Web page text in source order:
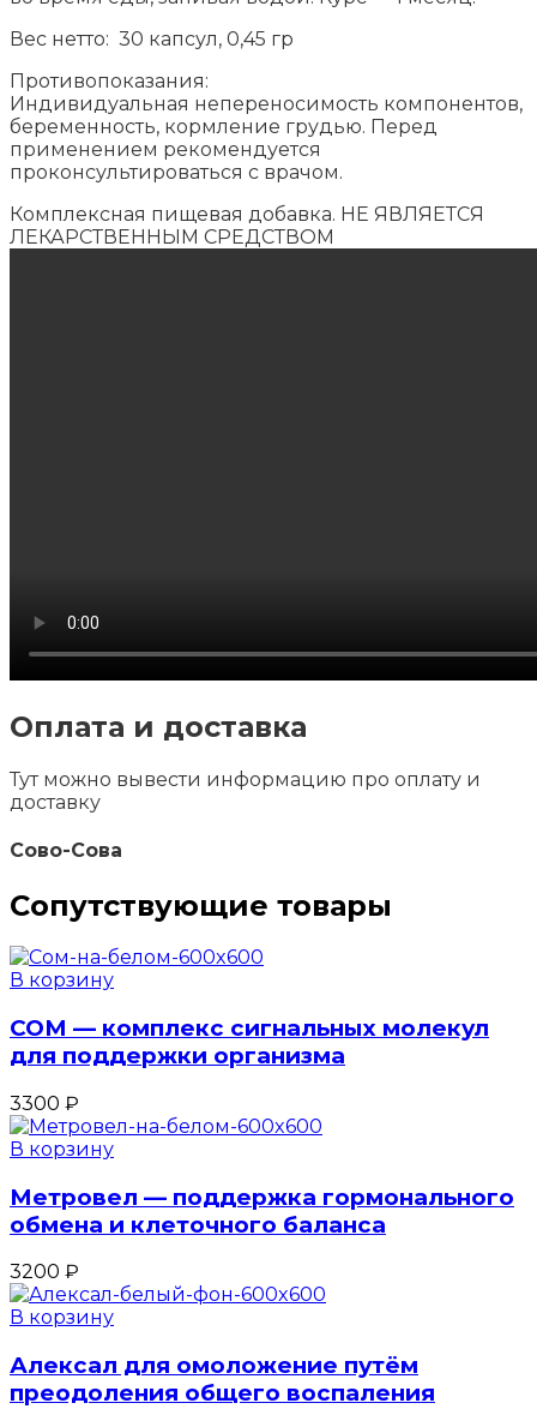
Вес нетто: 30 капсул, 0,45 гр
Противопоказания:
Индивидуальная непереносимость компонентов,
беременность, кормление грудью. Перед
применением рекомендуется
проконсультироваться с врачом.
Комплексная пищевая добавка. НЕ ЯВЛЯЕТСЯ
ЛЕКАРСТВЕННЫМ СРЕДСТВОМ
Оплата и доставка
Тут можно вывести информацию про оплату и
доставку
Сово-Сова
Сопутствующие товары
В корзину
СОМ — комплекс сигнальных молекул
для поддержки организма
3300 ₽
В корзину
Метровел — поддержка гормонального
обмена и клеточного баланса
3200 ₽
В корзину
Алексал для омоложение путём
преодоления общего воспаления